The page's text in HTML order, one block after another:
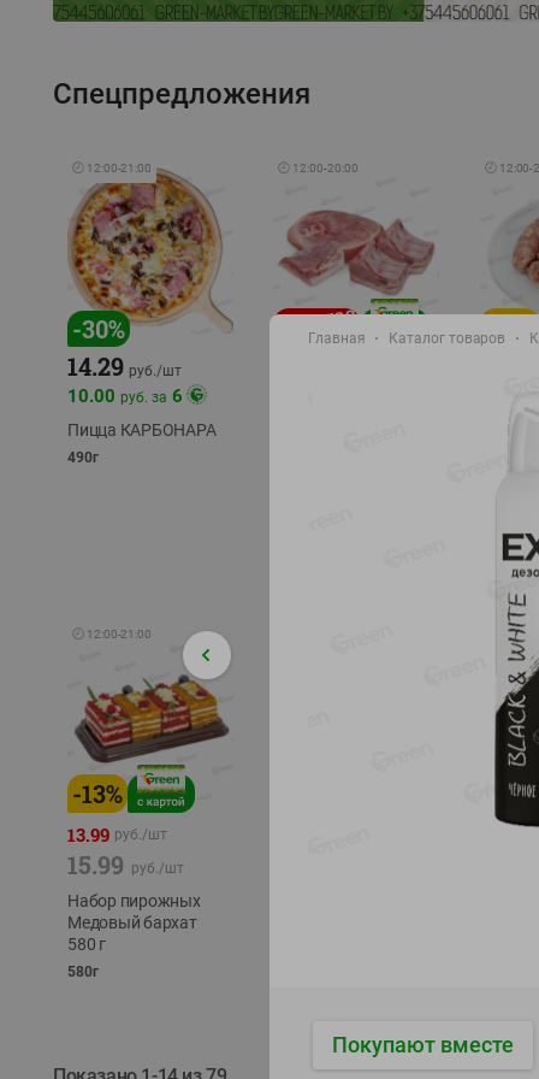
Спецпредложения
🕘 12:00-21:00
-30%
14.29 руб./шт
10.00 руб. за 6
Пицца КАРБОНАРА
490г
🕘 12:00-20:00 🕘 12:00-
-17 %
🕘 12:00-21:00
-13%
13.99 руб./шт
15.99 руб./шт
Набор пирожных
Медовый бархат
580 г
580г
24%
4.99
Главная Каталог товаров
Покупают вместе